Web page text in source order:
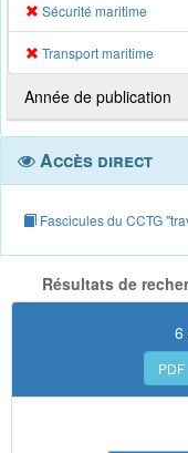
Sécurité maritime
Transport maritime
Année de publication
Accès direct
Fascicules du CCTG
Résultats de
6
PDF